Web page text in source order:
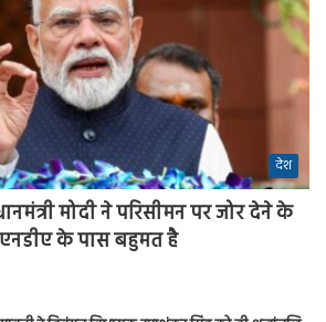
देश
मोदी ने परिसीमन पर जोर देने के
के पास बहुमत है